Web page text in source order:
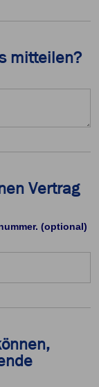
mitteilen?
Vertrag
(optional)